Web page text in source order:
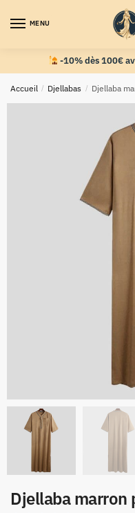
MENU
-10% dès 100€
Accueil / Djellabas / Djellaba
Djellaba marron